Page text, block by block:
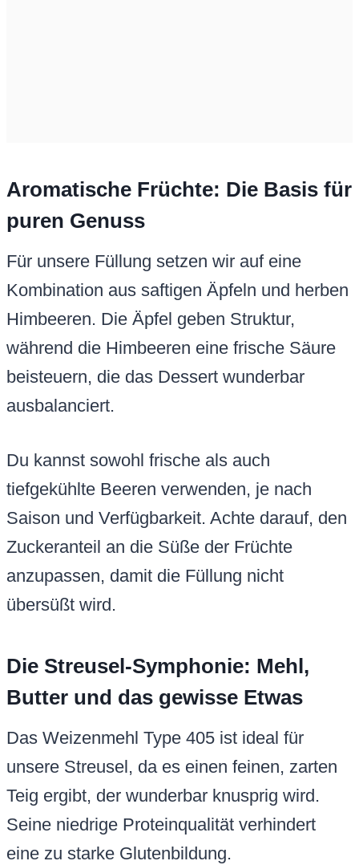
Aromatische Früchte: Die Basis für
puren Genuss
Für unsere Füllung setzen wir auf eine
Kombination aus saftigen Äpfeln und herben
Himbeeren. Die Äpfel geben Struktur,
während die Himbeeren eine frische Säure
beisteuern, die das Dessert wunderbar
ausbalanciert.
Du kannst sowohl frische als auch
tiefgekühlte Beeren verwenden, je nach
Saison und Verfügbarkeit. Achte darauf, den
Zuckeranteil an die Süße der Früchte
anzupassen, damit die Füllung nicht
übersüßt wird.
Die Streusel-Symphonie: Mehl,
Butter und das gewisse Etwas
Das Weizenmehl Type 405 ist ideal für
unsere Streusel, da es einen feinen, zarten
Teig ergibt, der wunderbar knusprig wird.
Seine niedrige Proteinqualität verhindert
eine zu starke Glutenbildung.